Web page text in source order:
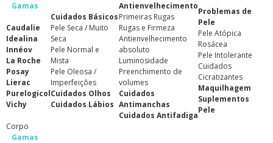
Gamas
Caudalie
Idealina
Innéov
La Roche
Posay
Lierac
Purelogicol
Vichy
Cuidados Básicos
Pele Seca / Muito
Seca
Pele Normal e
Mista
Pele Oleosa /
Imperfeições
Cuidados Olhos
Cuidados Lábios
Antienvelhecimento
Primeiras Rugas
Rugas e Firmeza
Antienvelhecimento
absoluto
Luminosidade
Preenchimento de
volumes
Cuidados
Antimanchas
Cuidados Antifadiga
Problemas de
Pele
Pele Atópica
Rosácea
Pele Intolerante
Cuidados
Cicratizantes
Maquilhagem
Suplementos
Pele
Corpo
Gamas